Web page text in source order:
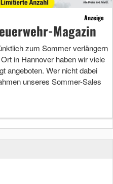
Anzeige
Magazin
zum Sommer verlängern
in Hannover haben wir viele
angeboten. Wer nicht dabei
unseres Sommer-Sales